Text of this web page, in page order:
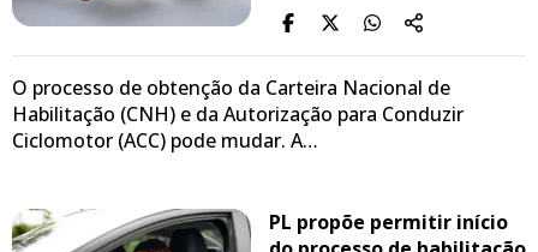
O processo de obtenção da Carteira Nacional de
Habilitação (CNH) e da Autorização para Conduzir
Ciclomotor (ACC) pode mudar. A…
PL propõe permitir início